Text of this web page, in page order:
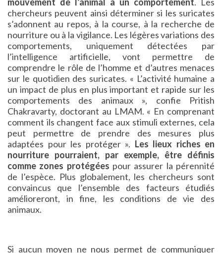
chercheurs peuvent ainsi déterminer si les suricates
s’adonnent au repos, à la course, à la recherche de
nourriture ou à la vigilance. Les légères variations des
comportements, uniquement détectées par
l’intelligence artificielle, vont permettre de
comprendre le rôle de l’homme et d’autres menaces
sur le quotidien des suricates. « L’activité humaine a
un impact de plus en plus important et rapide sur les
comportements des animaux », confie Pritish
Chakravarty, doctorant au LMAM. « En comprenant
comment ils changent face aux stimuli externes, cela
peut permettre de prendre des mesures plus
adaptées pour les protéger ». Les lieux riches en
nourriture pourraient, par exemple, être définis
comme zones protégées pour assurer la pérennité
de l’espèce. Plus globalement, les chercheurs sont
convaincus que l’ensemble des facteurs étudiés
amélioreront, in fine, les conditions de vie des
animaux.
Si aucun moyen ne nous permet de communiquer